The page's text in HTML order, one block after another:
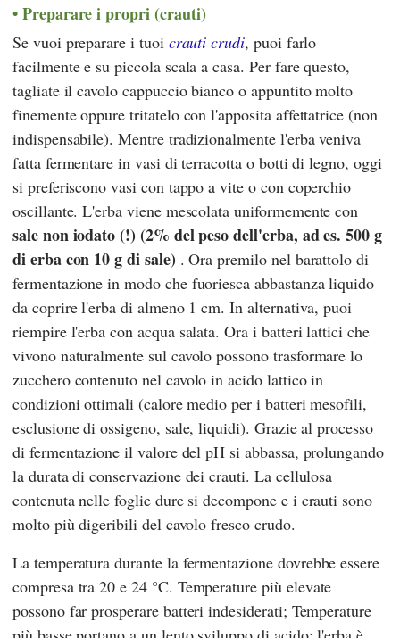
Preparare i propri (crauti)
Se vuoi preparare i tuoi crauti crudi, puoi farlo
facilmente e su piccola scala a casa. Per fare questo,
tagliate il cavolo cappuccio bianco o appuntito molto
finemente oppure tritatelo con l'apposita affettatrice (non
indispensabile). Mentre tradizionalmente l'erba veniva
fatta fermentare in vasi di terracotta o botti di legno, oggi
si preferiscono vasi con tappo a vite o con coperchio
oscillante. L'erba viene mescolata uniformemente con
sale non iodato (!) (2% del peso dell'erba, ad es. 500 g
di erba con 10 g di sale) . Ora premilo nel barattolo di
fermentazione in modo che fuoriesca abbastanza liquido
da coprire l'erba di almeno 1 cm. In alternativa, puoi
riempire l'erba con acqua salata. Ora i batteri lattici che
vivono naturalmente sul cavolo possono trasformare lo
zucchero contenuto nel cavolo in acido lattico in
condizioni ottimali (calore medio per i batteri mesofili,
esclusione di ossigeno, sale, liquidi). Grazie al processo
di fermentazione il valore del pH si abbassa, prolungando
la durata di conservazione dei crauti. La cellulosa
contenuta nelle foglie dure si decompone e i crauti sono
molto più digeribili del cavolo fresco crudo.
La temperatura durante la fermentazione dovrebbe essere
compresa tra 20 e 24 °C. Temperature più elevate
possono far prosperare batteri indesiderati; Temperature